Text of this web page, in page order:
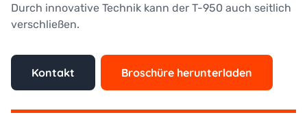
Durch innovative Technik kann der T-950 auch seitlich
verschließen.
Kontakt Broschüre herunterladen